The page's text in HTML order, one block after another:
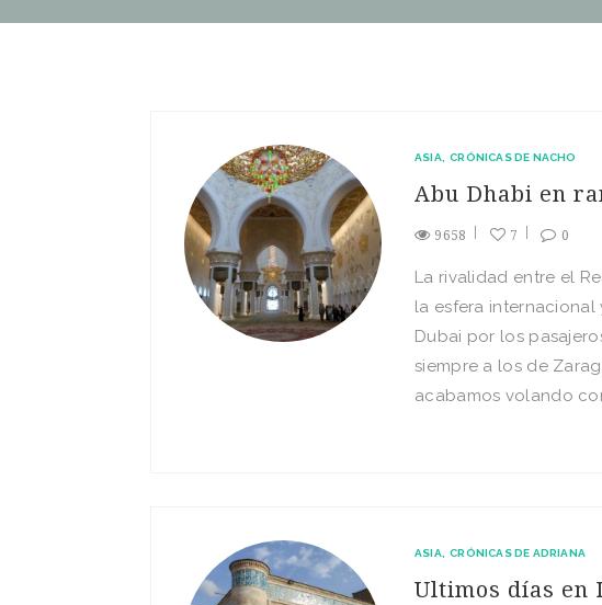
ASIA CRÓNICAS DE NACHO
Abu Dhabi en
9658 7 0
La rivalidad entre el
la esfera internacional
Dubai por los
siempre a los de
acabamos volando
ASIA CRÓNICAS DE ADRIANA
Ultimos días en